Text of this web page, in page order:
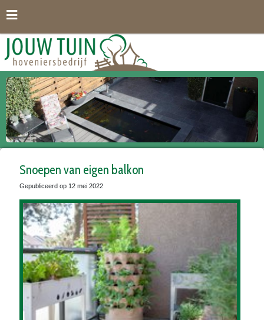
a
Snoepen van eigen balkon
Gepubliceerd op 12 mei 2022